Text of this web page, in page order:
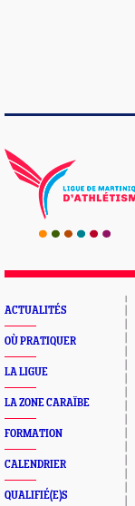
ACTUALITÉS
OÙ PRATIQUER
LA LIGUE
LA ZONE CARAÏBE
FORMATION
CALENDRIER
QUALIFIÉ(E)S